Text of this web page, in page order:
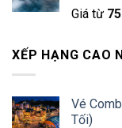
Được
Giá từ
XẾP HẠNG CAO
Vé
Tối)